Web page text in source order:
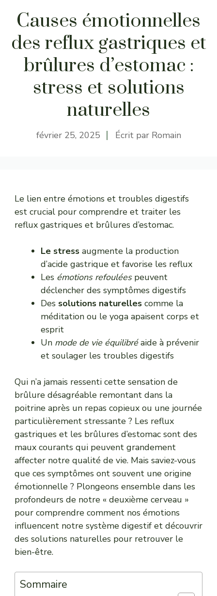
Causes émotionnelles
des reflux gastriques et
brûlures d’estomac :
stress et solutions
naturelles
février 25, 2025 Écrit par Romain
Le lien entre émotions et troubles digestifs
est crucial pour comprendre et traiter les
reflux gastriques et brûlures d’estomac.
Le stress augmente la production
d’acide gastrique et favorise les reflux
Les émotions refouléespeuvent
déclencher des symptômes digestifs
Des solutions naturelles comme la
méditation ou le yoga apaisent corps et
esprit
Un mode de vie équilibréaide à prévenir
et soulager les troubles digestifs
Qui n’a jamais ressenti cette sensation de
brûlure désagréable remontant dans la
poitrine après un repas copieux ou une journée
particulièrement stressante ? Les reflux
gastriques et les brûlures d’estomac sont des
maux courants qui peuvent grandement
affecter notre qualité de vie. Mais saviez-vous
que ces symptômes ont souvent une origine
émotionnelle ? Plongeons ensemble dans les
profondeurs de notre « deuxième cerveau »
pour comprendre comment nos émotions
influencent notre système digestif et découvrir
des solutions naturelles pour retrouver le
bien-être.
Sommaire